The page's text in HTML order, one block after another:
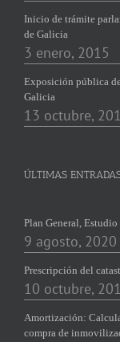
Inicio de trámite
de Galicia
3 enero, 2015
Exposición pública
Galicia
13 octubre,
ÚLTIMAS
Plan General,
9 agosto, 2020
Prescripción del
10 octubre,
Amortización:
compra de